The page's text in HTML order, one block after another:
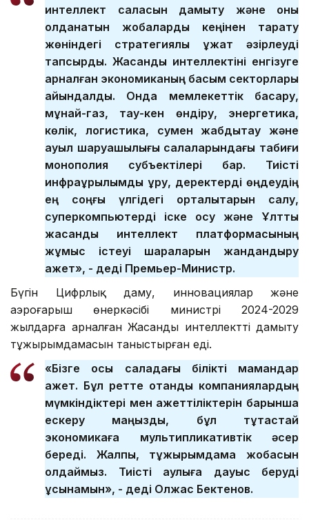
интеллект саласын дамыту және оны
қолданатын жобаларды кеңінен тарату
жөніндегі стратегиялық құжат әзірлеуді
тапсырды. Жасанды интеллектіні енгізуге
арналған экономиканың басым секторлары
айқындалды. Онда мемлекеттік басқару,
мұнай-газ, тау-кен өндіру, энергетика,
көлік, логистика, сумен жабдықтау және
ауыл шаруашылығы салаларындағы табиғи
монополия субъектілері бар. Тиісті
инфрақұрылымды құру, деректерді өңдеудің
ең соңғы үлгідегі орталықтарын салу,
суперкомпьютерді іске қосу және Ұлттық
жасанды интеллект платформасының
жұмыс істеуі шараларын жандандыру
қажет», - деді Премьер-Министр.
Бүгін Цифрлық даму, инновациялар және
аэроғарыш өнеркәсібі министрі 2024-2029
жылдарға арналған Жасанды интеллектті дамыту
тұжырымдамасын таныстырған еді.
«Бізге осы саладағы білікті мамандар
қажет. Бұл ретте отандық компаниялардың
мүмкіндіктері мен қажеттіліктерін барынша
ескеру маңызды, бұл тұтастай
экономикаға мультипликативтік әсер
береді. Жалпы, тұжырымдама жобасын
қолдаймыз. Тиісті қаулыға дауыс беруді
ұсынамын», - деді Олжас Бектенов.